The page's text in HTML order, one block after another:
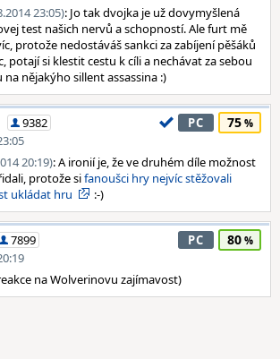
23:05): Jo tak dvojka je už dovymyšlená
test našich nervů a schopností. Ale furt mě
protože nedostáváš sankci za zabíjení pěšáků
potají si klestit cestu k cíli a nechávat za sebou
nějakýho sillent assassina :)
9382
PC 75
20:19): A ironií je, že ve druhém díle možnost
protože sifanoušci hry nejvíc stěžovali
ukládat hru
:-)
7899
PC 80
na Wolverinovu zajímavost)